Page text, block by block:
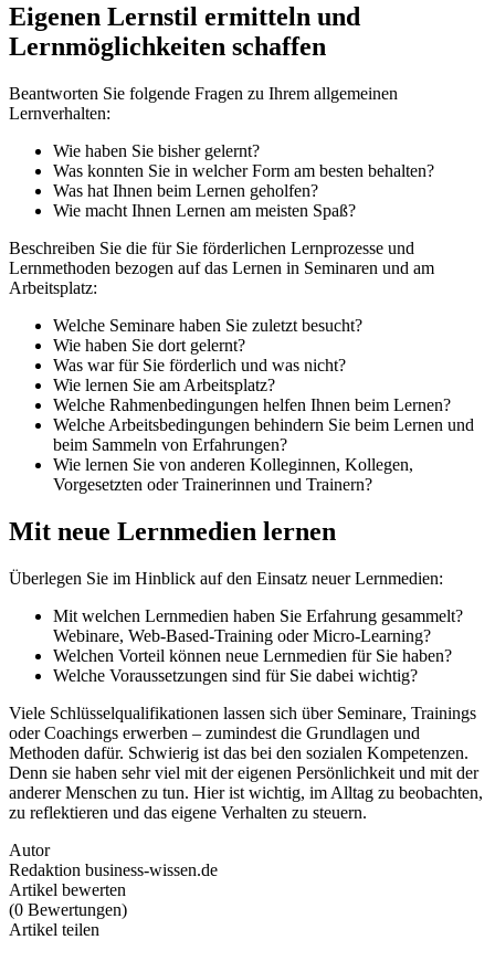
Eigenen Lernstil ermitteln und
Lernmöglichkeiten schaffen
Beantworten Sie folgende Fragen zu Ihrem allgemeinen
Lernverhalten:
Wie haben Sie bisher gelernt?
Was konnten Sie in welcher Form am besten behalten?
Was hat Ihnen beim Lernen geholfen?
Wie macht Ihnen Lernen am meisten Spaß?
Beschreiben Sie die für Sie förderlichen Lernprozesse und
Lernmethoden bezogen auf das Lernen in Seminaren und am
Arbeitsplatz:
Welche Seminare haben Sie zuletzt besucht?
Wie haben Sie dort gelernt?
Was war für Sie förderlich und was nicht?
Wie lernen Sie am Arbeitsplatz?
Welche Rahmenbedingungen helfen Ihnen beim Lernen?
Welche Arbeitsbedingungen behindern Sie beim Lernen und
beim Sammeln von Erfahrungen?
Wie lernen Sie von anderen Kolleginnen, Kollegen,
Vorgesetzten oder Trainerinnen und Trainern?
Mit neue Lernmedien lernen
Überlegen Sie im Hinblick auf den Einsatz neuer Lernmedien:
Mit welchen Lernmedien haben Sie Erfahrung gesammelt?
Webinare, Web-Based-Training oder Micro-Learning?
Welchen Vorteil können neue Lernmedien für Sie haben?
Welche Voraussetzungen sind für Sie dabei wichtig?
Viele Schlüsselqualifikationen lassen sich über Seminare, Trainings
oder Coachings erwerben – zumindest die Grundlagen und
Methoden dafür. Schwierig ist das bei den sozialen Kompetenzen.
Denn sie haben sehr viel mit der eigenen Persönlichkeit und mit der
anderer Menschen zu tun. Hier ist wichtig, im Alltag zu beobachten,
zu reflektieren und das eigene Verhalten zu steuern.
Autor
Redaktion business-wissen.de
Artikel bewerten
(0 Bewertungen)
Artikel teilen